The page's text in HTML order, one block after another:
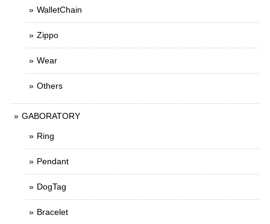
WalletChain
Zippo
Wear
Others
GABORATORY
Ring
Pendant
DogTag
Bracelet